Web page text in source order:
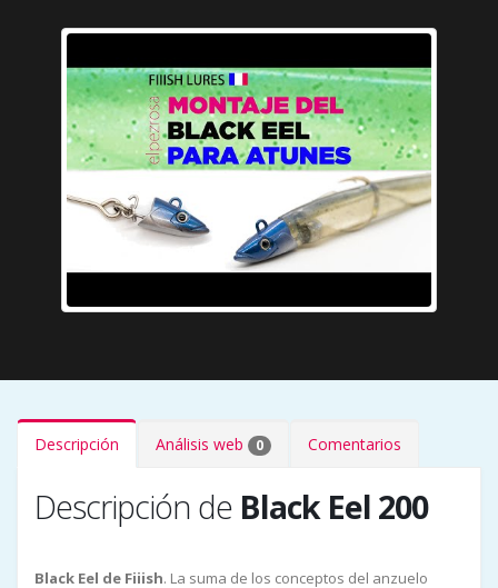
Descripción Análisis web 0 Comentarios
Descripción de Black Eel 200
Black Eel de Fiiish. La suma de los conceptos del anzuelo